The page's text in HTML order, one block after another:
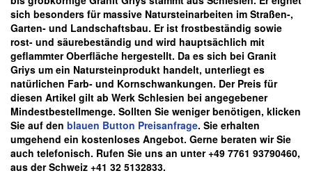
sich besonders für massive Natursteinarbeiten im Straßen-,
Garten- und Landschaftsbau. Er ist frostbeständig sowie
rost- und säurebeständig und wird hauptsächlich mit
geflammter Oberfläche hergestellt. Da es sich bei Granit
Griys um ein Natursteinprodukt handelt, unterliegt es
natürlichen Farb- und Kornschwankungen. Der Preis für
diesen Artikel gilt ab Werk Schlesien bei angegebener
Mindestbestellmenge. Sollten Sie weniger benötigen, klicken
Sie auf den blauen Button Preisanfrage. Sie erhalten
umgehend ein kostenloses Angebot. Gerne beraten wir Sie
auch telefonisch. Rufen Sie uns an unter +49 7761 93790460,
aus der Schweiz +41 32 5132833.